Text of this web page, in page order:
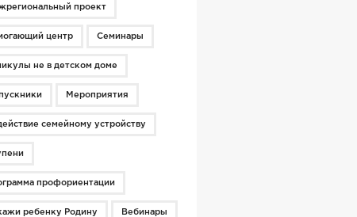
проект
центр Семинары
не в детском доме
Мероприятия
семейному устройству
профориентации
ребенку Родину Вебинары